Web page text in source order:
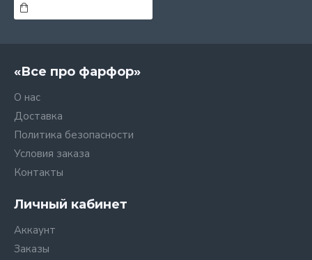
«Все про фарфор»
О нас
Доставка
Политика безопасности
Условия заказа
Контакты
Личный кабинет
Аккаунт
Заказы